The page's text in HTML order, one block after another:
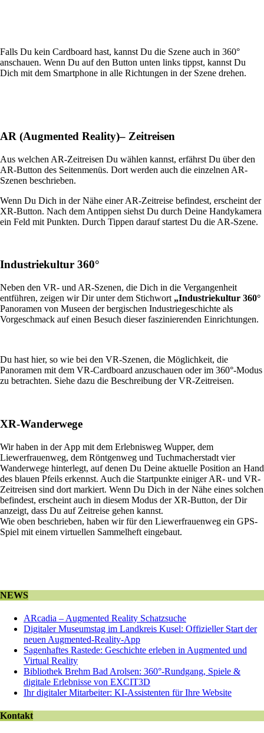
Falls Du kein Cardboard hast, kannst Du die Szene auch in 360°
anschauen. Wenn Du auf den Button unten links tippst, kannst Du
Dich mit dem Smartphone in alle Richtungen in der Szene drehen.
AR (Augmented Reality)– Zeitreisen
Aus welchen AR-Zeitreisen Du wählen kannst, erfährst Du über den
AR-Button des Seitenmenüs. Dort werden auch die einzelnen AR-
Szenen beschrieben.
Wenn Du Dich in der Nähe einer AR-Zeitreise befindest, erscheint der
XR-Button. Nach dem Antippen siehst Du durch Deine Handykamera
ein Feld mit Punkten. Durch Tippen darauf startest Du die AR-Szene.
Industriekultur 360°
Neben den VR- und AR-Szenen, die Dich in die Vergangenheit
entführen, zeigen wir Dir unter dem Stichwort „Industriekultur 360°
Panoramen von Museen der bergischen Industriegeschichte als
Vorgeschmack auf einen Besuch dieser faszinierenden Einrichtungen.
Du hast hier, so wie bei den VR-Szenen, die Möglichkeit, die
Panoramen mit dem VR-Cardboard anzuschauen oder im 360°-Modus
zu betrachten. Siehe dazu die Beschreibung der VR-Zeitreisen.
XR-Wanderwege
Wir haben in der App mit dem Erlebnisweg Wupper, dem
Liewerfrauenweg, dem Röntgenweg und Tuchmacherstadt vier
Wanderwege hinterlegt, auf denen Du Deine aktuelle Position an Hand
des blauen Pfeils erkennst. Auch die Startpunkte einiger AR- und VR-
Zeitreisen sind dort markiert. Wenn Du Dich in der Nähe eines solchen
befindest, erscheint auch in diesem Modus der XR-Button, der Dir
anzeigt, dass Du auf Zeitreise gehen kannst.
Wie oben beschrieben, haben wir für den Liewerfrauenweg ein GPS-
Spiel mit einem virtuellen Sammelheft eingebaut.
NEWS
ARcadia – Augmented Reality Schatzsuche
Digitaler Museumstag im Landkreis Kusel: Offizieller Start der
neuen Augmented-Reality-App
Sagenhaftes Rastede: Geschichte erleben in Augmented und
Virtual Reality
Bibliothek Brehm Bad Arolsen: 360°-Rundgang, Spiele &
digitale Erlebnisse von EXCIT3D
Ihr digitaler Mitarbeiter: KI-Assistenten für Ihre Website
Kontakt